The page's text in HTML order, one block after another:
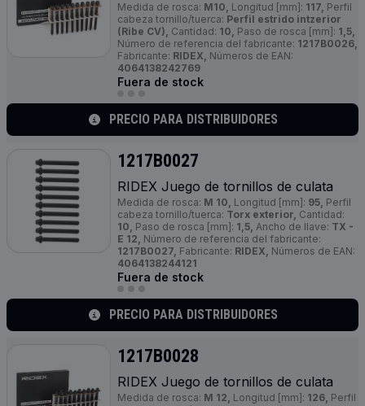
Medida de rosca: M10, Longitud [mm]: 117, Perfil
cabeza tornillo/tuerca: Perfil estrido intzerior
(Ribe CV), Cantidad: 10, Paso de rosca [mm]: 1,5,
Número de referencia del fabricante: 1217B0026,
Fabricante: RIDEX, Números de EAN:
4064138242769
Fuera de stock
PRECIO PARA DISTRIBUIDORES
1217B0027
RIDEX Juego de tornillos de culata
Medida de rosca: M 10, Longitud [mm]: 95, Perfil
cabeza tornillo/tuerca: Torx exterior, Cantidad:
10, Paso de rosca [mm]: 1,5, Ancho de llave: TX -
E 12, Número de referencia del fabricante:
1217B0027, Fabricante: RIDEX, Números de EAN:
4064138244121
Fuera de stock
PRECIO PARA DISTRIBUIDORES
1217B0028
RIDEX Juego de tornillos de culata
Medida de rosca: M 12, Longitud [mm]: 126, Perfil